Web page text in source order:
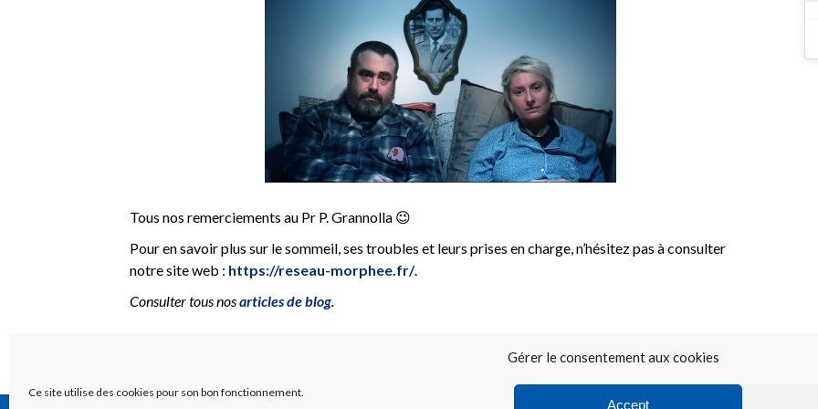
Gérer le consentement aux cookies
Ce site utilise des cookies pour son bon fonctionnement.
Accept
Tous nos remerciements au Pr P. Grannolla 😉
Pour en savoir plus sur le sommeil, ses troubles et leurs prises en charge, n’hésitez pas à consulter
notre site web : https://reseau-morphee.fr/.
Consulter tous nosarticles de blog.